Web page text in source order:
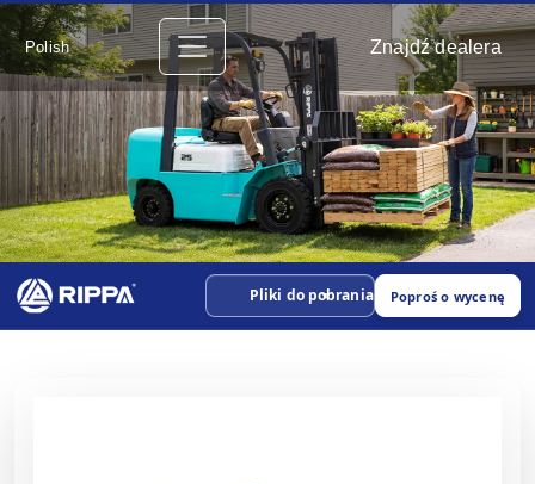
Polish Znajdź dealera
Pliki do pobrania Poproś o wycenę